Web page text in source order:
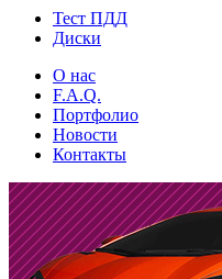
Тест ПДД
Диски
О нас
F.A.Q.
Портфолио
Новости
Контакты